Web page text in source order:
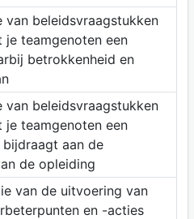
van beleidsvraagstukken
je teamgenoten een
betrokkenheid en
van beleidsvraagstukken
je teamgenoten een
aan de
de opleiding
van de uitvoering van
en -acties